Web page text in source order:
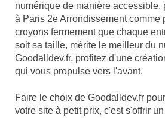
numérique de manière accessible,
à Paris 2e Arrondissement comme
croyons fermement que chaque
soit sa taille, mérite le meilleur du
Goodalldev.fr, profitez d'une
qui vous propulse vers l'avant.
Faire le choix de Goodalldev.fr
votre site à petit prix, c'est s'offrir